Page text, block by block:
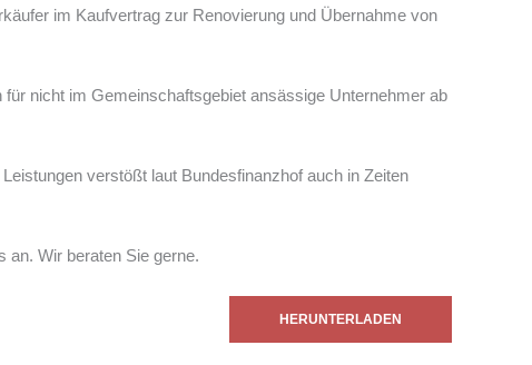
im Kaufvertrag zur Renovierung und Übernahme von
nicht im Gemeinschaftsgebiet ansässige Unternehmer ab
verstößt laut Bundesfinanzhof auch in Zeiten
an. Wir beraten Sie gerne.
HERUNTERLADEN